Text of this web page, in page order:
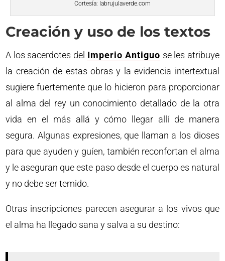
Cortesía: labrujulaverde.com
Creación y uso de los textos
A los sacerdotes del Imperio Antiguo se les atribuye
la creación de estas obras y la evidencia intertextual
sugiere fuertemente que lo hicieron para proporcionar
al alma del rey un conocimiento detallado de la otra
vida en el más allá y cómo llegar allí de manera
segura. Algunas expresiones, que llaman a los dioses
para que ayuden y guíen, también reconfortan el alma
y le aseguran que este paso desde el cuerpo es natural
y no debe ser temido.
Otras inscripciones parecen asegurar a los vivos que
el alma ha llegado sana y salva a su destino: